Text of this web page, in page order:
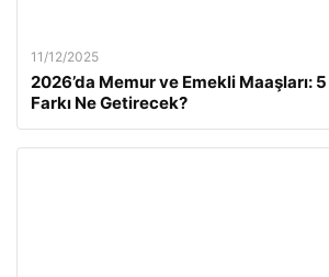
11/12/2025
2026’da Memur ve Emekli Maaşları:
Farkı Ne Getirecek?